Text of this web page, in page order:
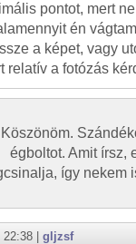
pontot, mert
én
a képet, vagy
relatív a fotózás
Köszönöm.
égboltot. Amit írsz,
így nekem
| 22:38 | gljzsf